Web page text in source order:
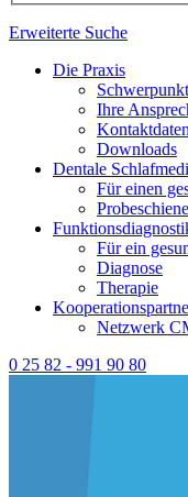
Erweiterte Suche
Die Praxis
Ihre
Kontaktdaten
Downloads
Dentale
Für einen
Probeschiene
Für ein
Diagnose
Therapie
Netzwerk
0 25 82 - 991 90 80